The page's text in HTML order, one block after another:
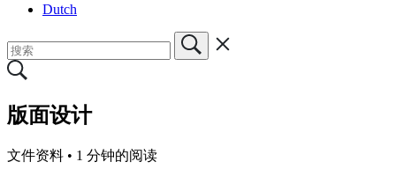
Dutch
版面设计
文件资料 • 1 分钟的阅读